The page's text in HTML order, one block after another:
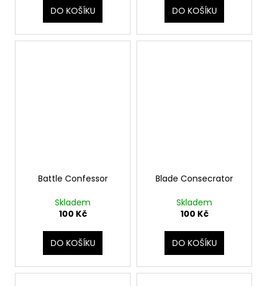
DO KOŠÍKU DO KOŠÍKU
Battle Confessor
Skladem
100 Kč
DO KOŠÍKU
Blade Consecrator
Skladem
100 Kč
DO KOŠÍKU